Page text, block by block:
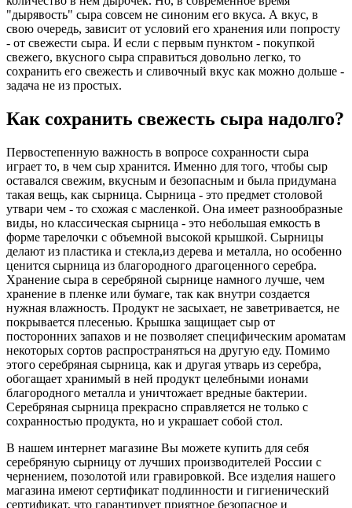
"дырявость" сыра совсем не синоним его вкуса. А вкус, в
свою очередь, зависит от условий его хранения или попросту
- от свежести сыра. И если с первым пунктом - покупкой
свежего, вкусного сыра справиться довольно легко, то
сохранить его свежесть и сливочный вкус как можно дольше -
задача не из простых.
Как сохранить свежесть сыра надолго?
Первостепенную важность в вопросе сохранности сыра
играет то, в чем сыр хранится. Именно для того, чтобы сыр
оставался свежим, вкусным и безопасным и была придумана
такая вещь, как сырница. Сырница - это предмет столовой
утвари чем - то схожая с масленкой. Она имеет разнообразные
виды, но классическая сырница - это небольшая емкость в
форме тарелочки с объемной высокой крышкой. Сырницы
делают из пластика и стекла,из дерева и металла, но особенно
ценится сырница из благородного драгоценного серебра.
Хранение сыра в серебряной сырнице намного лучше, чем
хранение в пленке или бумаге, так как внутри создается
нужная влажность. Продукт не засыхает, не заветривается, не
покрывается плесенью. Крышка защищает сыр от
посторонних запахов и не позволяет специфическим ароматам
некоторых сортов распространяться на другую еду. Помимо
этого серебряная сырница, как и другая утварь из серебра,
обогащает хранимый в ней продукт целебными ионами
благородного металла и уничтожает вредные бактерии.
Серебряная сырница прекрасно справляется не только с
сохранностью продукта, но и украшает собой стол.
В нашем интернет магазине Вы можете купить для себя
серебряную сырницу от лучших производителей России с
чернением, позолотой или гравировкой. Все изделия нашего
магазина имеют сертификат подлинности и гигиенический
сертификат, что гарантирует приятное безопасное и